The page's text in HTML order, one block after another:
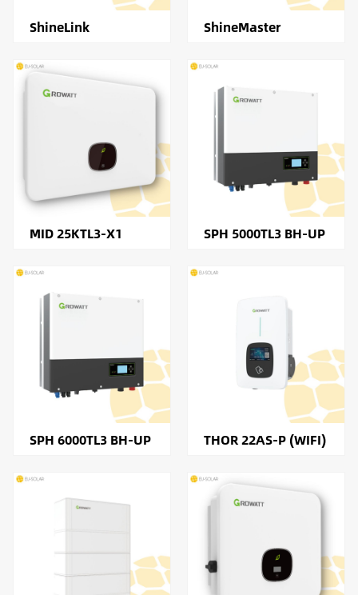
ShineLink ShineMaster
MID 25KTL3-X1 SPH 5000TL3 BH-UP
SPH 6000TL3 BH-UP THOR 22AS-P (WIFI)